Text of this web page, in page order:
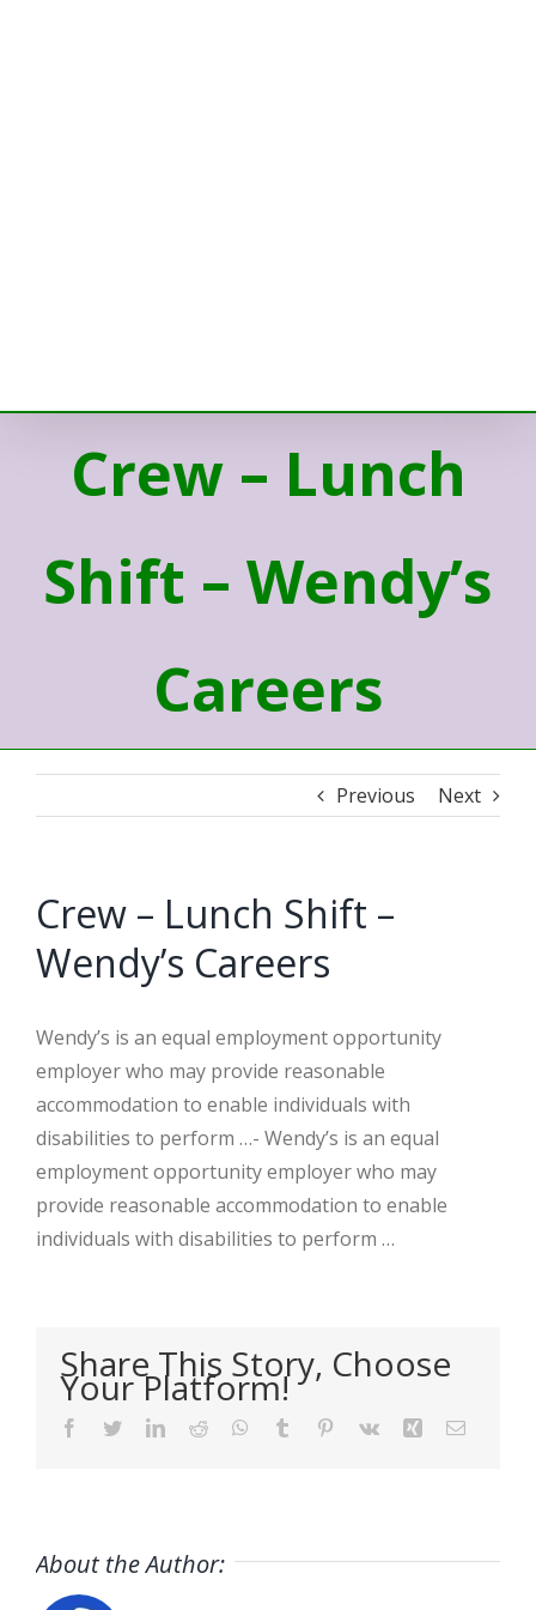
Crew – Lunch
Shift – Wendy’s
Careers
Previous Next
Crew – Lunch Shift –
Wendy’s Careers
Wendy’s is an equal employment opportunity
employer who may provide reasonable
accommodation to enable individuals with
disabilities to perform …- Wendy’s is an equal
employment opportunity employer who may
provide reasonable accommodation to enable
individuals with disabilities to perform …
Share This Story, Choose
Your Platform!
Facebook
TwitterLinkedIn
Reddit WhatsApp
Tumblr Pinterest
Vk Xing Email
About the Author: